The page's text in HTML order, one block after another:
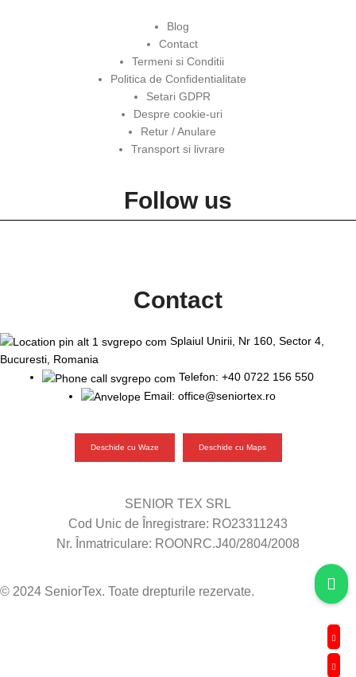
Blog
Contact
Termeni si Conditii
Politica de Confidentialitate
Setari GDPR
Despre cookie-uri
Retur / Anulare
Transport si livrare
Follow us
Contact
Splaiul Unirii, Nr 160, Sector 4,
Bucuresti, Romania
Telefon: +40 0722 156 550
Email: office@seniortex.ro
Deschide cu Waze Deschide cu Maps
SENIOR TEX SRL
Cod Unic de Înregistrare: RO23311243
Nr. Înmatriculare: ROONRC.J40/2804/2008
© 2024 SeniorTex. Toate drepturile rezervate.